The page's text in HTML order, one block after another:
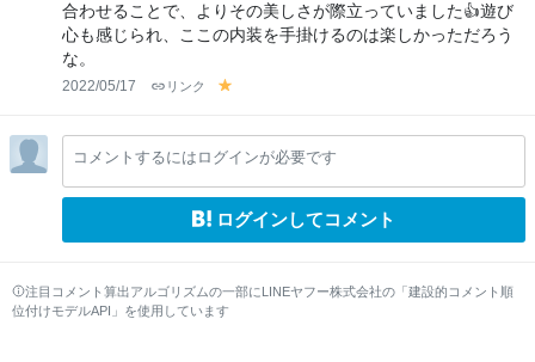
合わせることで、よりその美しさが際立っていました👍遊び
心も感じられ、ここの内装を手掛けるのは楽しかっただろう
な。
2022/05/17 リンク
lo
w
コメントするにはログインが必要です
ログインしてコメント
注目コメント算出アルゴリズムの一部にLINEヤフー株式会社の「建設的コメント順
位付けモデルAPI」を使用しています